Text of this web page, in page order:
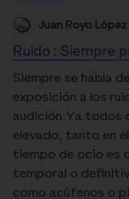
Juan Royo López
Ruido : Siempre
Siempre se habla
exposición a los
audición.Ya todos
elevado, tanto en
tiempo de ocio es
temporal o
como acúfenos o